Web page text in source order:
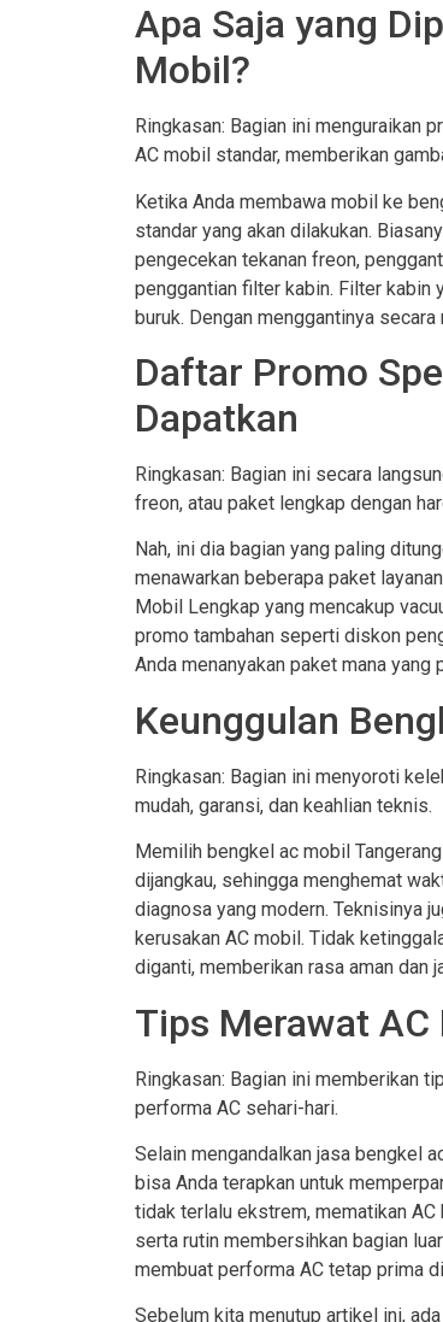
Apa Saja yang
Mobil?
Ringkasan: Bagian ini menguraikan
AC mobil standar, memberikan
Ketika Anda membawa mobil ke
standar yang akan dilakukan.
pengecekan tekanan freon,
penggantian filter kabin. Filter kabin
buruk. Dengan menggantinya
Daftar Promo
Dapatkan
Ringkasan: Bagian ini secara
freon, atau paket lengkap dengan
Nah, ini dia bagian yang paling
menawarkan beberapa paket
Mobil Lengkap yang mencakup
promo tambahan seperti diskon
Anda menanyakan paket mana
Keunggulan
Ringkasan: Bagian ini menyoroti
mudah, garansi, dan keahlian teknis.
Memilih bengkel ac mobil
dijangkau, sehingga menghemat
diagnosa yang modern. Teknisinya
kerusakan AC mobil. Tidak
diganti, memberikan rasa aman dan
Tips Merawat
Ringkasan: Bagian ini memberikan
performa AC sehari-hari.
Selain mengandalkan jasa bengkel
bisa Anda terapkan untuk
tidak terlalu ekstrem, mematikan
serta rutin membersihkan bagian
membuat performa AC tetap prima
Sebelum kita menutup artikel ini,